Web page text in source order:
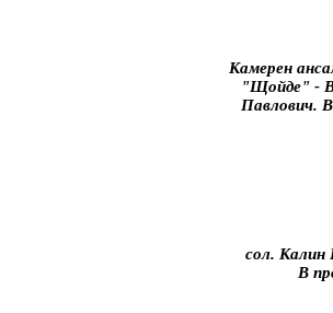
Камерен
"Щойде" -
Павлович.
сол. Калин
В